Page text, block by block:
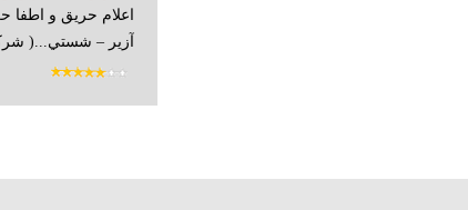
اعلام حريق و اطفا
آزير – شستي...(